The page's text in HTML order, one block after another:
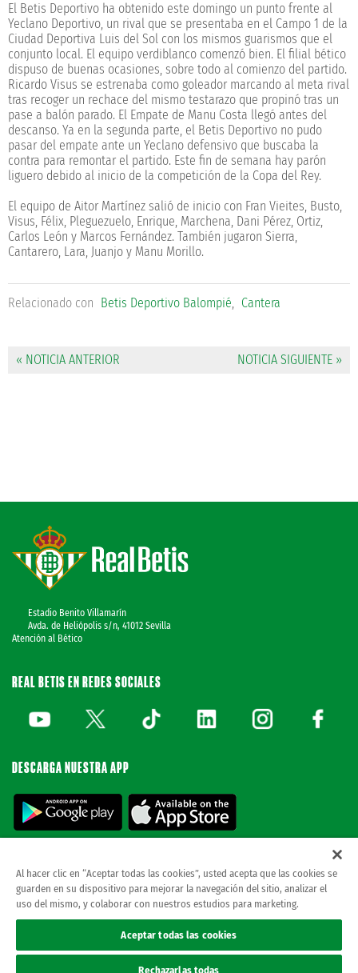
El Betis Deportivo ha obtenido este domingo un punto frente al
Yeclano Deportivo, un rival que se presentaba en el Campo 1 de la
Ciudad Deportiva Luis del Sol con los mismos guarismos que el
conjunto local. El equipo verdiblanco comenzó bien. El filial bético
dispuso de buenas ocasiones, sobre todo al comienzo del partido.
Ricardo Visus se estrenaba como goleador marcando al meta rival
tras recoger un rechace del mismo testarazo que propinó tras un
pase a balón parado. El Empate de Manu Costa llegó antes del
descanso. Ya en la segunda parte, el Betis Deportivo no pudo
pasar del empate ante un Yeclano defensivo que buscaba la
contra para remontar el partido. Este fin de semana hay parón
liguero debido al inicio de la competición de la Copa del Rey.
El equipo de Aitor Martínez salió de inicio con Fran Vieites, Busto,
Visus, Félix, Pleguezuelo, Enrique, Marchena, Dani Pérez, Ortiz,
Carlos León y Marcos Fernández. También jugaron Sierra,
Cantarero, Lara, Juanjo y Manu Morillo.
Relacionado con Betis Deportivo Balompié, Cantera
« NOTICIA ANTERIOR NOTICIA SIGUIENTE »
Estadio Benito Villamarín
Avda. de Heliópolis s/n, 41012 Sevilla
Atención al Bético
REAL BETIS EN REDES SOCIALES
DESCARGA NUESTRA APP
© REAL BETIS BALOMPIE.esta página web es la única oficial del real betis balompie.
todos los derechos reservados.
Política de privacidad
Al hacer clic en “Aceptar todas las cookies”, usted acepta que las cookies se
guarden en su dispositivo para mejorar la navegación del sitio, analizar el
uso del mismo, y colaborar con nuestros estudios para marketing.
Aceptar todas las cookies
Rechazarlas todas